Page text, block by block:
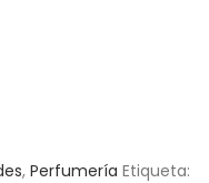
, Perfumería Etiqueta: